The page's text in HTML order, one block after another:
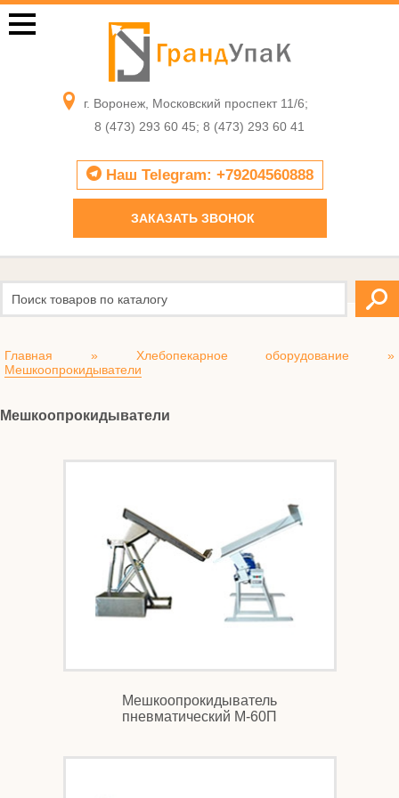
г. Воронеж, Московский проспект 11/6;
8 (473) 293 60 45; 8 (473) 293 60 41
Наш Telegram: +79204560888
ЗАКАЗАТЬ ЗВОНОК
Главная » Хлебопекарное оборудование »
Мешкоопрокидыватели
Мешкоопрокидыватели
Мешкоопрокидыватель
пневматический М-60П